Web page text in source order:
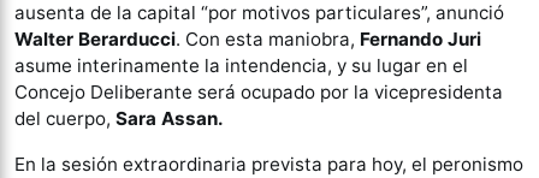
ausenta de la capital “por motivos particulares”, anunció
Walter Berarducci. Con esta maniobra, Fernando Juri
asume interinamente la intendencia, y su lugar en el
Concejo Deliberante será ocupado por la vicepresidenta
del cuerpo, Sara Assan.
En la sesión extraordinaria prevista para hoy, el peronismo